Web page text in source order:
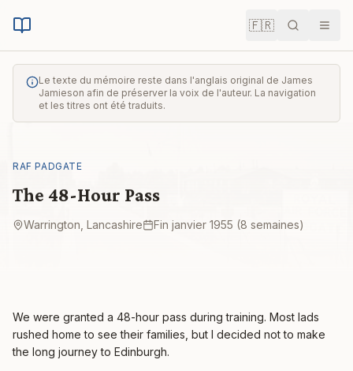
🇫🇷
Le texte du mémoire reste dans l'anglais original de James
Jamieson afin de préserver la voix de l'auteur. La navigation
et les titres ont été traduits.
RAF PADGATE
The 48-Hour Pass
Warrington, Lancashire Fin janvier 1955 (8 semaines)
We were granted a 48-hour pass during training. Most lads
rushed home to see their families, but I decided not to make
the long journey to Edinburgh.